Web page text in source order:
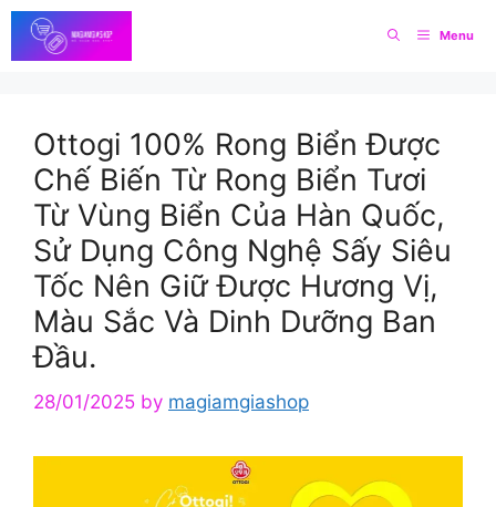
Skip
to
content
Menu
Ottogi 100% Rong Biển Được
Chế Biến Từ Rong Biển Tươi
Từ Vùng Biển Của Hàn Quốc,
Sử Dụng Công Nghệ Sấy Siêu
Tốc Nên Giữ Được Hương Vị,
Màu Sắc Và Dinh Dưỡng Ban
Đầu.
28/01/2025 by magiamgiashop